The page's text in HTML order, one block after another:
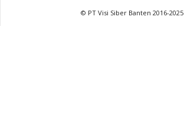
© PT Visi Siber Banten 2016-2025